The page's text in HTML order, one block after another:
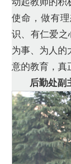
使命，做有
识、有仁爱之
为事、为人的
意的教育，真
后勤处副